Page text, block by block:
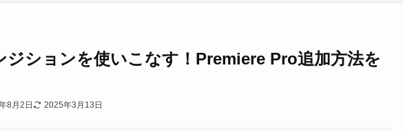
ジションを使いこなす！Premiere Pro追加方法を
8月2日 2025年3月13日